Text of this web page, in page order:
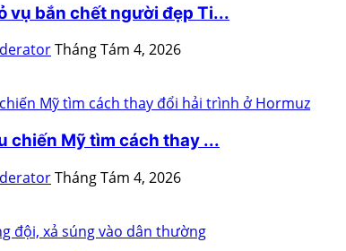
vụ bắn chết người đẹp Ti...
Tháng Tám 4, 2026
chiến Mỹ tìm cách thay ...
Tháng Tám 4, 2026